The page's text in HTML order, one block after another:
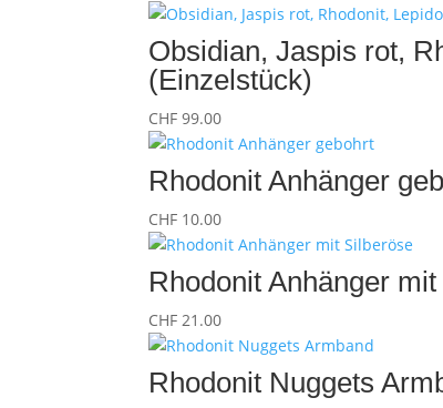
Obsidian, Jaspis rot,
(Einzelstück)
CHF 99.00
Rhodonit Anhänger
CHF 10.00
Rhodonit Anhänger
CHF 21.00
Rhodonit Nuggets